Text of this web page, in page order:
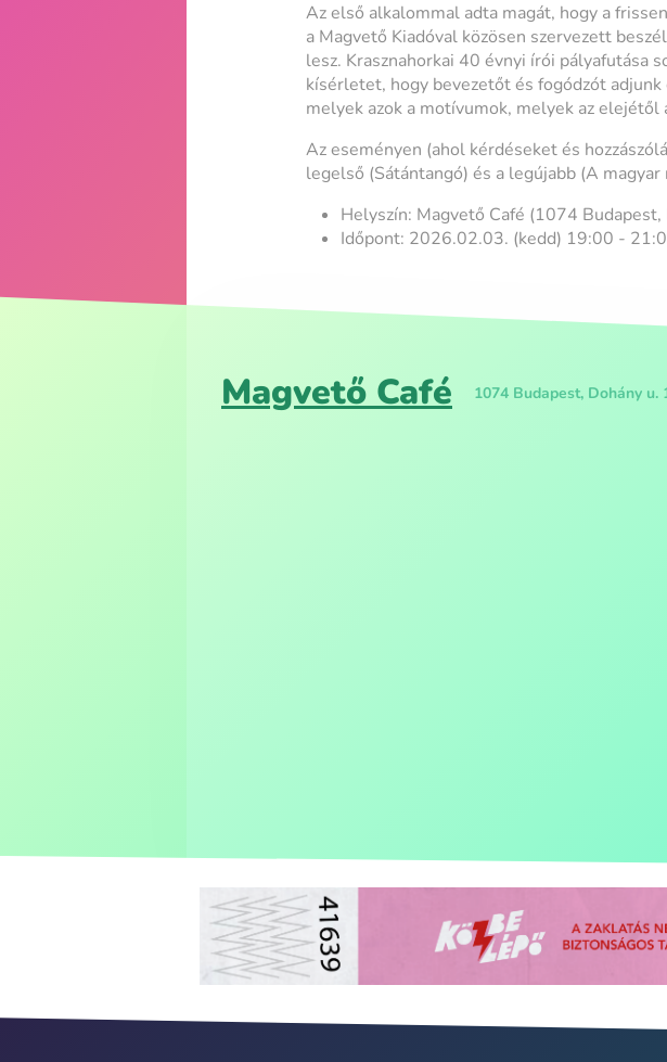
Az első alkalommal adta magát, hogy a
a Magvető Kiadóval közösen szervezett
lesz. Krasznahorkai 40 évnyi írói pályafutása
kísérletet, hogy bevezetőt és fogódzót
melyek azok a motívumok, melyek az elejétől
Az eseményen (ahol kérdéseket és
legelső (Sátántangó) és a legújabb (A
Helyszín: Magvető Café (1074 Budapest,
Időpont: 2026.02.03. (kedd) 19:00 -
Magvető Café 1074 Budapest, Dohány u.